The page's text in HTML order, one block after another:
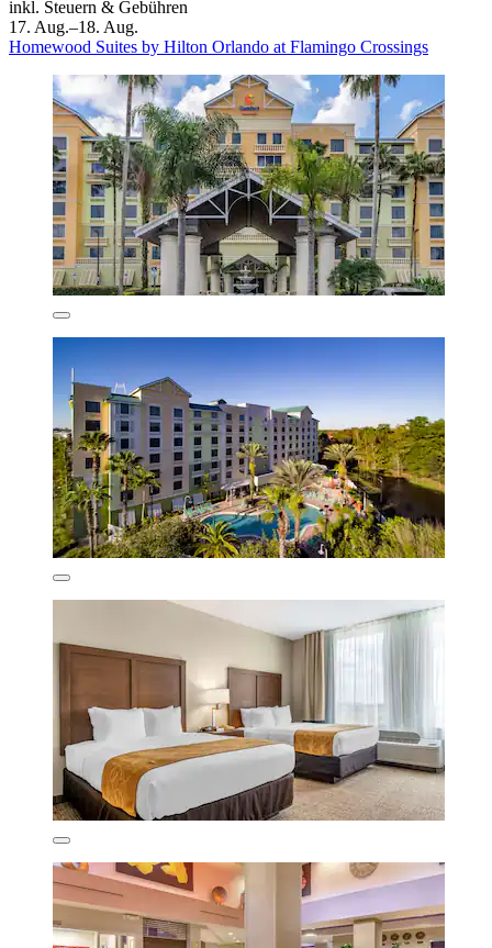
inkl. Steuern & Gebühren
17. Aug.–18. Aug.
Homewood Suites by Hilton Orlando at Flamingo Crossings